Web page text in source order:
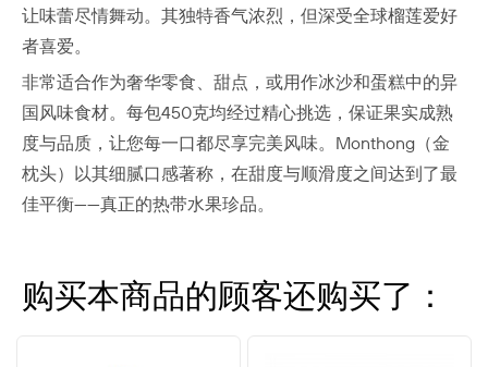
让味蕾尽情舞动。其独特香气浓烈，但深受全球榴莲爱好
者喜爱。
非常适合作为奢华零食、甜点，或用作冰沙和蛋糕中的异
国风味食材。每包450克均经过精心挑选，保证果实成熟
度与品质，让您每一口都尽享完美风味。Monthong（金
枕头）以其细腻口感著称，在甜度与顺滑度之间达到了最
佳平衡——真正的热带水果珍品。
购买本商品的顾客还购买了：